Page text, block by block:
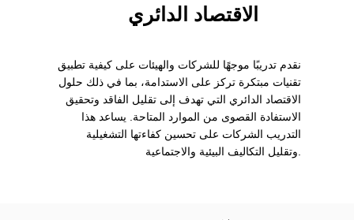
الاقتصاد الدائري
نقدم تدريبًا موجهًا للشركات والهيئات على كيفية تطبيق
تقنيات مبتكرة تركز على الاستدامة، بما في ذلك حلول
الاقتصاد الدائري التي تهدف إلى تقليل الفاقد وتحقيق
الاستفادة القصوى من الموارد المتاحة. يساعد هذا
التدريب الشركات على تحسين كفاءتها التشغيلية